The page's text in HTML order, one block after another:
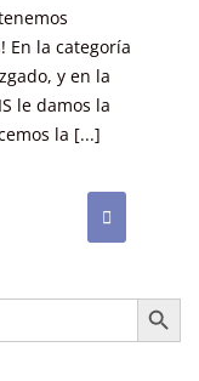
En la categoría
y en la
le damos la
la [...]
Botón de